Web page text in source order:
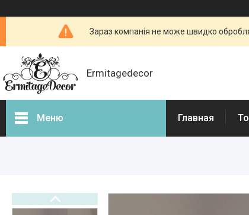
Зараз компанія не може швидко
Ermitagedecor
Меню
Фасадний декор
Главная